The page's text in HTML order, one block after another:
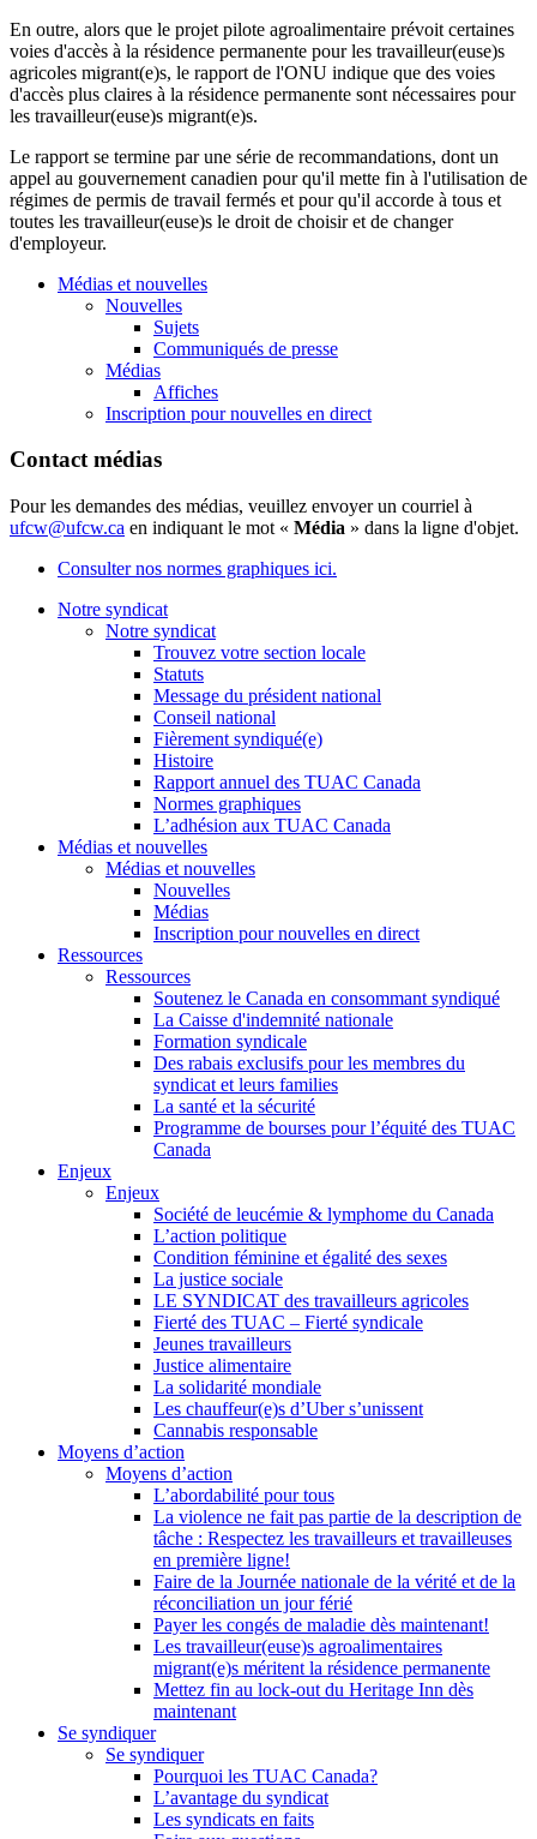
En outre, alors que le projet pilote agroalimentaire prévoit certaines
voies d'accès à la résidence permanente pour les travailleur(euse)s
agricoles migrant(e)s, le rapport de l'ONU indique que des voies
d'accès plus claires à la résidence permanente sont nécessaires pour
les travailleur(euse)s migrant(e)s.
Le rapport se termine par une série de recommandations, dont un
appel au gouvernement canadien pour qu'il mette fin à l'utilisation de
régimes de permis de travail fermés et pour qu'il accorde à tous et
toutes les travailleur(euse)s le droit de choisir et de changer
d'employeur.
Médias et nouvelles
Nouvelles
Sujets
Communiqués de presse
Médias
Affiches
Inscription pour nouvelles en direct
Contact médias
Pour les demandes des médias, veuillez envoyer un courriel à
ufcw@ufcw.ca en indiquant le mot « Média » dans la ligne d'objet.
Consulter nos normes graphiques ici.
Notre syndicat
Notre syndicat
Trouvez votre section locale
Statuts
Message du président national
Conseil national
Fièrement syndiqué(e)
Histoire
Rapport annuel des TUAC Canada
Normes graphiques
L’adhésion aux TUAC Canada
Médias et nouvelles
Médias et nouvelles
Nouvelles
Médias
Inscription pour nouvelles en direct
Ressources
Ressources
Soutenez le Canada en consommant syndiqué
La Caisse d'indemnité nationale
Formation syndicale
Des rabais exclusifs pour les membres du
syndicat et leurs families
La santé et la sécurité
Programme de bourses pour l’équité des TUAC
Canada
Enjeux
Enjeux
Société de leucémie & lymphome du Canada
L’action politique
Condition féminine et égalité des sexes
La justice sociale
LE SYNDICAT des travailleurs agricoles
Fierté des TUAC – Fierté syndicale
Jeunes travailleurs
Justice alimentaire
La solidarité mondiale
Les chauffeur(e)s d’Uber s’unissent
Cannabis responsable
Moyens d’action
Moyens d’action
L’abordabilité pour tous
La violence ne fait pas partie de la description de
tâche : Respectez les travailleurs et travailleuses
en première ligne!
Faire de la Journée nationale de la vérité et de la
réconciliation un jour férié
Payer les congés de maladie dès maintenant!
Les travailleur(euse)s agroalimentaires
migrant(e)s méritent la résidence permanente
Mettez fin au lock-out du Heritage Inn dès
maintenant
Se syndiquer
Se syndiquer
Pourquoi les TUAC Canada?
L’avantage du syndicat
Les syndicats en faits